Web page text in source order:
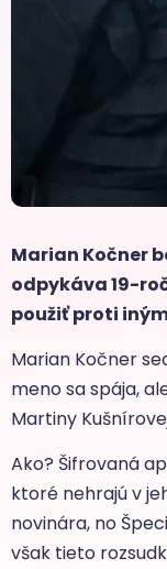
Marian Kočner
odpykáva 19-
použiť proti
Marian Kočner
meno sa spája,
Martiny
Ako? Šifrovaná
ktoré nehrajú v
novinára, no
však tieto